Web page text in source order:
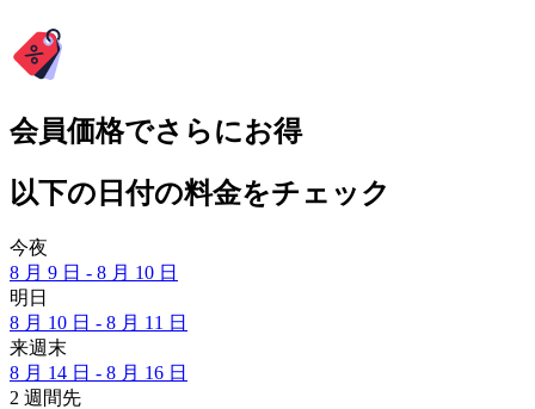
会員価格でさらにお得
以下の日付の料金をチェック
今夜
8 月 9 日 - 8 月 10 日
明日
8 月 10 日 - 8 月 11 日
来週末
8 月 14 日 - 8 月 16 日
2 週間先